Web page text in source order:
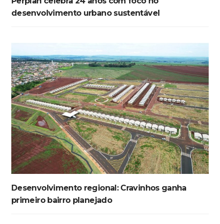
desenvolvimento urbano sustentável
Desenvolvimento regional: Cravinhos ganha
primeiro bairro planejado